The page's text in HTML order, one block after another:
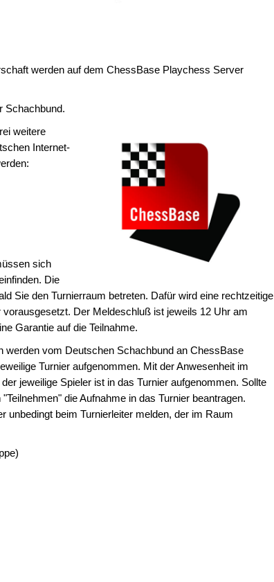
werden auf dem ChessBase Playchess Server
Schachbund.
weitere
Internet-
sich
Die
Sie den Turnierraum betreten. Dafür wird eine rechtzeitige
Der Meldeschluß ist jeweils 12 Uhr am
Garantie auf die Teilnahme.
werden vom Deutschen Schachbund an ChessBase
Turnier aufgenommen. Mit der Anwesenheit im
jeweilige Spieler ist in das Turnier aufgenommen. Sollte
die Aufnahme in das Turnier beantragen.
unbedingt beim Turnierleiter melden, der im Raum